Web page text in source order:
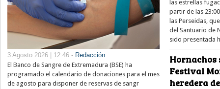
3 Agosto 2026 | 12:46 - Redacción
El Banco de Sangre de Extremadura (BSE) ha
programado el calendario de donaciones para el mes
de agosto para disponer de reservas de sangr
las estrellas
partir de las
las Perseidas,
del Santuario de
sido presentada
Hornachos
Festival
heredera